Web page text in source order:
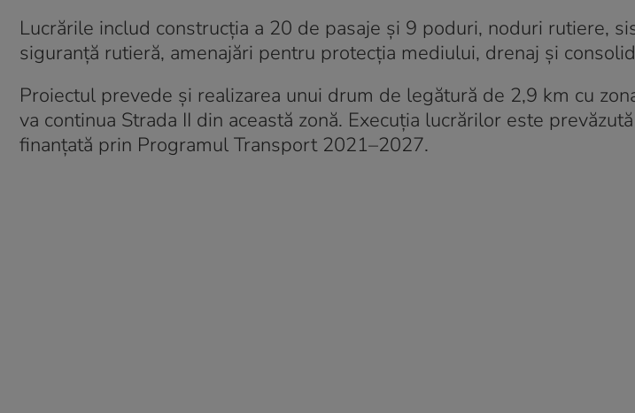
Lucrările includ construcția a 20 de pasaje și 9 poduri, noduri rutiere,
siguranță rutieră, amenajări pentru protecția mediului, drenaj și
Proiectul prevede și realizarea unui drum de legătură de 2,9 km cu
va continua Strada II din această zonă. Execuția lucrărilor este
finanțată prin Programul Transport 2021–2027.